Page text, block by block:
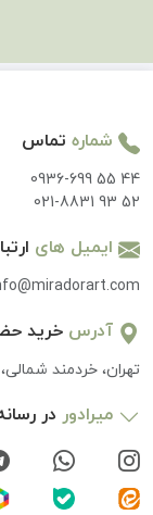
شماره تماس
0936-699 55 44
021-8831 93 52
ایمیل های
آدرس خرید
تهران، خردمند
میرادور در